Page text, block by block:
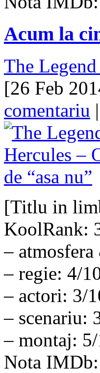
Acum la
The
[26 Feb
comentariu
[Titlu in
KoolRank:
–
– regie: 4/
– actori: 3/
– scenariu:
– montaj:
Nota